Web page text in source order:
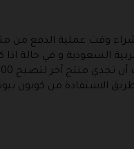
وقت عملية الدفع من
من كوبون